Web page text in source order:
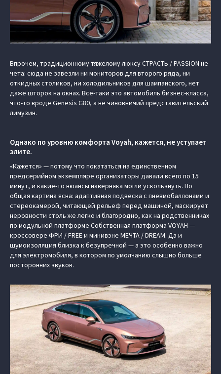
Впрочем, традиционному тяжелому люксу СТРАСТЬ / PASSION не
чета: сюда не завезли ни мониторов для второго ряда, ни
откидных столиков, ни холодильников для шампанского, нет
даже шторок на окнах. Все-таки это автомобиль бизнес-класса,
что-то вроде Genesis G80, а не чиновничий представительский
лимузин.
Однако по уровню комфорта Voyah, кажется, не уступает
элите.
«Кажется» — потому что покататься на единственном
предсерийном экземпляре организаторы давали всего по 15
минут, и какие-то нюансы наверняка могли ускользнуть. Но
общая картина ясна: адаптивная подвеска с пневмобаллонами и
стереокамерой, читающей рельеф перед машиной, маскирует
неровности столь же легко и благородно, как на родственниках
по модульной платформе Cобственная платформа VOYAH —
кроссовере ФРИ / FREE и минивэне МЕЧТА / DREAM. Да и
шумоизоляция близка к безупречной — а это особенно важно
для электромобиля, в котором по умолчанию слышно больше
посторонних звуков.